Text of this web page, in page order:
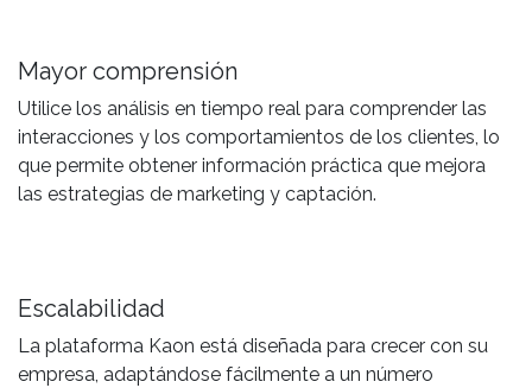
Mayor comprensión
Utilice los análisis en tiempo real para comprender las
interacciones y los comportamientos de los clientes, lo
que permite obtener información práctica que mejora
las estrategias de marketing y captación.
Escalabilidad
La plataforma Kaon está diseñada para crecer con su
empresa, adaptándose fácilmente a un número